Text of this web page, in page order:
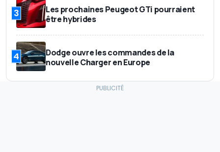
3
Les prochaines Peugeot GTi pourraient
être hybrides
4
Dodge ouvre les commandes de la
nouvelle Charger en Europe